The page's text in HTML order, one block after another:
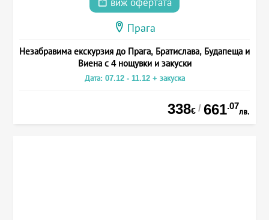
виж офертата
Прага
Незабравима екскурзия до Прага, Братислава, Будапеща и
Виена с 4 нощувки и закуски
Дата: 07.12 - 11.12 + закуска
338€ / 661.07
лв.